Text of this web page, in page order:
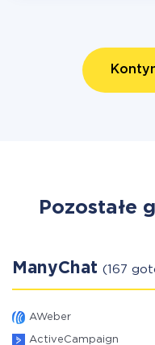
Pozostałe
ManyChat (167
AWeber
ActiveCampaign